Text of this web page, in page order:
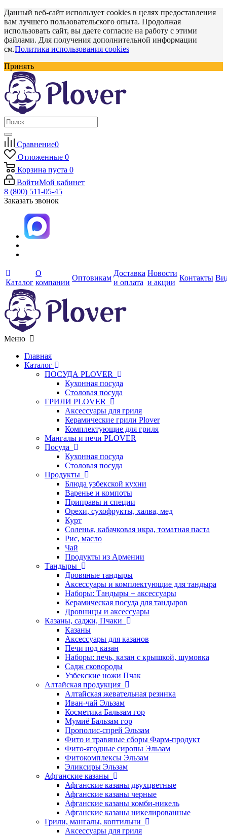
Данный веб-сайт использует cookies в целях предоставления
вам лучшего пользовательского опыта. Продолжая
использовать сайт, вы даете согласие на работу с этими
файлами. Для получения дополнительной информации
см.Политика использования cookies
Принять
Сравнение0
Отложенные 0
Корзина пуста 0
ВойтиМой кабинет
8 (800) 511-05-45
Заказать звонок
Каталог
О
компании
Оптовикам
Доставка
и оплата
Новости
и акции
Контакты
Меню
Главная
Каталог
ПОСУДА PLOVER
Кухонная посуда
Столовая посуда
ГРИЛИ PLOVER
Аксессуары для гриля
Керамические грили Plover
Комплектующие для гриля
Мангалы и печи PLOVER
Посуда
Кухонная посуда
Столовая посуда
Продукты
Блюда узбекской кухни
Варенье и компоты
Приправы и специи
Орехи, сухофрукты, халва, мед
Курт
Соленья, кабачковая икра, томатная паста
Рис, масло
Чай
Продукты из Армении
Тандыры
Дровяные тандыры
Аксессуары и комплектующие для тандыра
Наборы: Тандыры + аксессуары
Керамическая посуда для тандыров
Дровницы и аксессуары
Казаны, саджи, Пчаки
Казаны
Аксессуары для казанов
Печи под казан
Наборы: печь, казан с крышкой, шумовка
Садж сковороды
Узбекские ножи Пчак
Алтайская продукция
Алтайская жевательная резинка
Иван-чай Эльзам
Косметика Бальзам гор
Мумиё Бальзам гор
Прополис-спрей Эльзам
Фито и травяные сборы Фарм-продукт
Фито-ягодные сиропы Эльзам
Фитокомплексы Эльзам
Эликсиры Эльзам
Афганские казаны
Афганские казаны двухцветные
Афганские казаны черные
Афганские казаны комби-никель
Афганские казаны никелированные
Грили, мангалы, коптильни
Аксессуары для гриля